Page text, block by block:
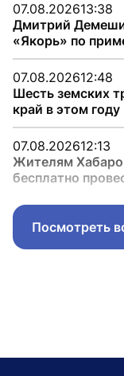
07.08.202613:38
Дмитрий
«Якорь» по
07.08.202612:48
Шесть земских
край в этом году
07.08.202612:13
Жителям
бесплатно
Посмотреть